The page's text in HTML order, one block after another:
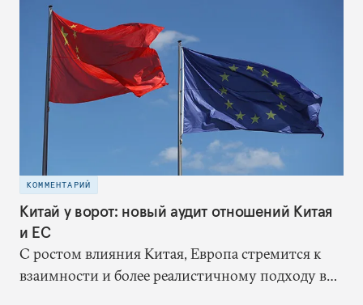
анализа этих рисков.
КОММЕНТАРИЙ
Китай у ворот: новый аудит отношений Китая
и ЕС
С ростом влияния Китая, Европа стремится к
взаимности и более реалистичному подходу в